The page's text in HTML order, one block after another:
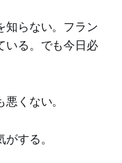
らない。フラン
いる。でも今日必
くない。
する。